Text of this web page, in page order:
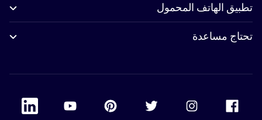
تطبيق الهاتف المحمول
تحتاج مساعدة
Accor Youtube
Linkedin